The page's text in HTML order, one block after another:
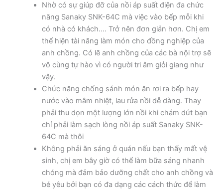
Nhờ có sự giúp đỡ của nồi áp suất điện đa chức
năng Sanaky SNK-64C mà việc vào bếp mỗi khi
có nhà có khách…. Trở nên đơn giản hơn. Chị em
thể hiện tài năng làm món cho đồng nghiệp của
anh chồng. Có lẽ anh chồng của các bà nội trợ sẽ
vô cùng tự hào vì có người tri âm giỏi giang như
vậy.
Chức năng chống sánh món ăn rơi ra bếp hay
nước vào mâm nhiệt, lau rửa nồi dễ dàng. Thay
phải thu dọn một lượng lớn nồi khi chám dứt bạn
chỉ phải làm sạch lòng nồi áp suất Sanaky SNK-
64C mà thôi
Không phải ăn sáng ở quán nếu bạn thấy mất vệ
sinh, chị em bây giờ có thể làm bữa sáng nhanh
chóng mà đảm bảo dưỡng chất cho anh chồng và
bé yêu bởi bạn có đa dạng các cách thức để làm